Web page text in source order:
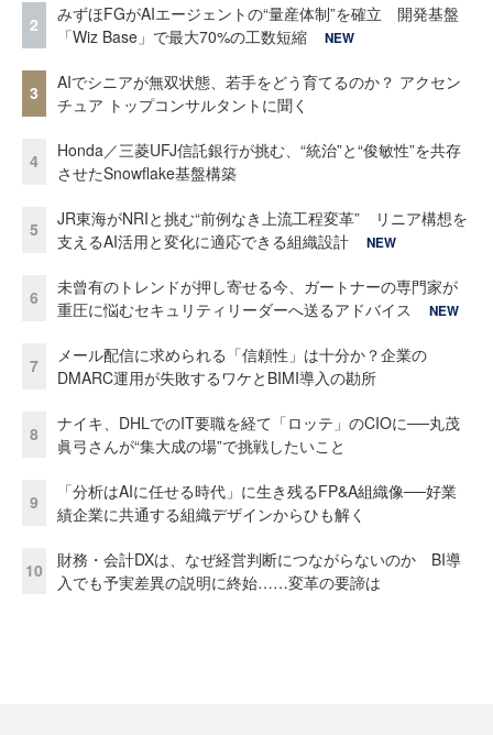
2
みずほFGがAIエージェントの“量産体制”を確立 開発基盤
「Wiz Base」で最大70%の工数短縮
NEW
3
AIでシニアが無双状態、若手をどう育てるのか？ アクセン
チュア トップコンサルタントに聞く
4
Honda／三菱UFJ信託銀行が挑む、“統治”と“俊敏性”を共存
させたSnowflake基盤構築
5
JR東海がNRIと挑む“前例なき上流工程変革” リニア構想を
支えるAI活用と変化に適応できる組織設計
NEW
6
未曾有のトレンドが押し寄せる今、ガートナーの専門家が
重圧に悩むセキュリティリーダーへ送るアドバイス
NEW
7
メール配信に求められる「信頼性」は十分か？企業の
DMARC運用が失敗するワケとBIMI導入の勘所
8
ナイキ、DHLでのIT要職を経て「ロッテ」のCIOに──丸茂
眞弓さんが“集大成の場”で挑戦したいこと
9
「分析はAIに任せる時代」に生き残るFP&A組織像──好業
績企業に共通する組織デザインからひも解く
10
財務・会計DXは、なぜ経営判断につながらないのか BI導
入でも予実差異の説明に終始……変革の要諦は